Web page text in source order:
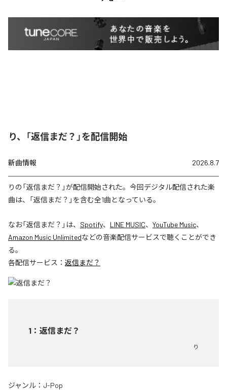
り、「返信まだ？」を配信開始
新曲情報 2026.8.7
りの「返信まだ？」が配信開始された。今回デジタル配信された楽
曲は、「返信まだ？」を含む全1曲となっている。
なお「返信まだ？ 」は、 Spotify、 LINE MUSIC、 YouTube Music、
Amazon Music Unlimitedなどの音楽配信サービスで聴くことができ
る。
各配信サービス： 返信まだ？
1 ： 返信まだ？
り
ジャンル： J-Pop